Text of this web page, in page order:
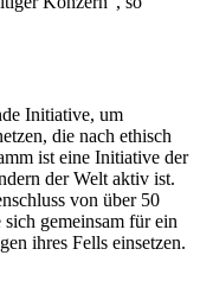
Initiative, um
die nach ethisch
ist eine Initiative der
der Welt aktiv ist.
von über 50
gemeinsam für ein
ihres Fells einsetzen.